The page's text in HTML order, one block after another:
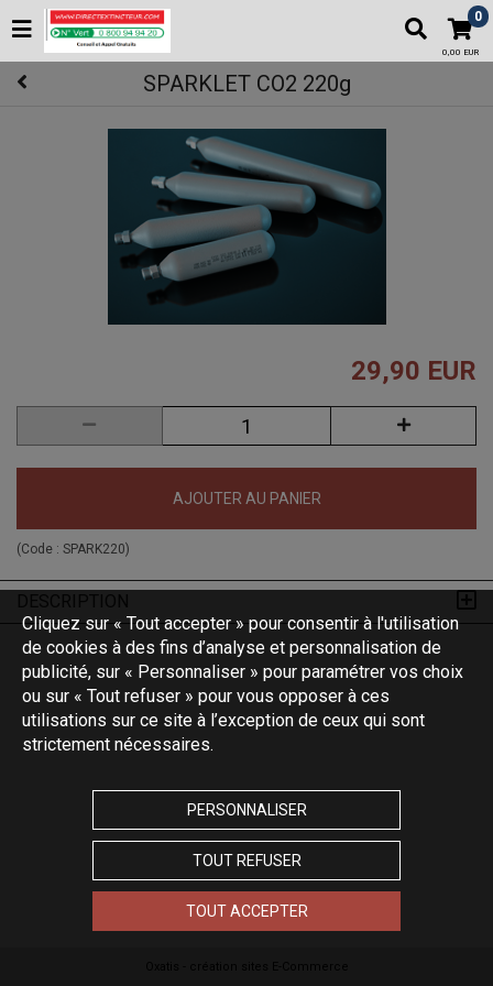
0
0,00 EUR
SPARKLET CO2 220g
29,90 EUR
AJOUTER AU PANIER
(Code : SPARK220)
Cliquez sur « Tout accepter » pour consentir à l'utilisation
de cookies à des fins d’analyse et personnalisation de
publicité, sur « Personnaliser » pour paramétrer vos choix
ou sur « Tout refuser » pour vous opposer à ces
utilisations sur ce site à l’exception de ceux qui sont
strictement nécessaires.
PERSONNALISER
TOUT REFUSER
TOUT ACCEPTER